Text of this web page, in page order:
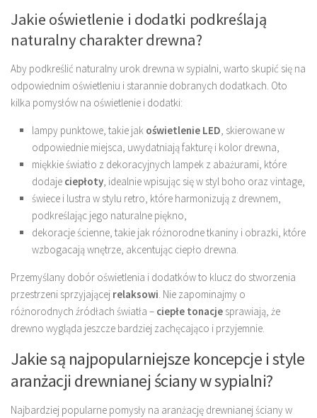
Jakie oświetlenie i dodatki podkreślają
naturalny charakter drewna?
Aby podkreślić naturalny urok drewna w sypialni, warto skupić się na
odpowiednim oświetleniu i starannie dobranych dodatkach. Oto
kilka pomysłów na oświetlenie i dodatki:
lampy punktowe, takie jak oświetlenie LED, skierowane w
odpowiednie miejsca, uwydatniają fakturę i kolor drewna,
miękkie światło z dekoracyjnych lampek z abażurami, które
dodaje ciepłoty, idealnie wpisując się w styl boho oraz vintage,
świece i lustra w stylu retro, które harmonizują z drewnem,
podkreślając jego naturalne piękno,
dekoracje ścienne, takie jak różnorodne tkaniny i obrazki, które
wzbogacają wnętrze, akcentując ciepło drewna.
Przemyślany dobór oświetlenia i dodatków to klucz do stworzenia
przestrzeni sprzyjającej relaksowi. Nie zapominajmy o
różnorodnych źródłach światła – ciepłe tonacje sprawiają, że
drewno wygląda jeszcze bardziej zachęcająco i przyjemnie.
Jakie są najpopularniejsze koncepcje i style
aranżacji drewnianej ściany w sypialni?
Najbardziej popularne pomysły na aranżację drewnianej ściany w